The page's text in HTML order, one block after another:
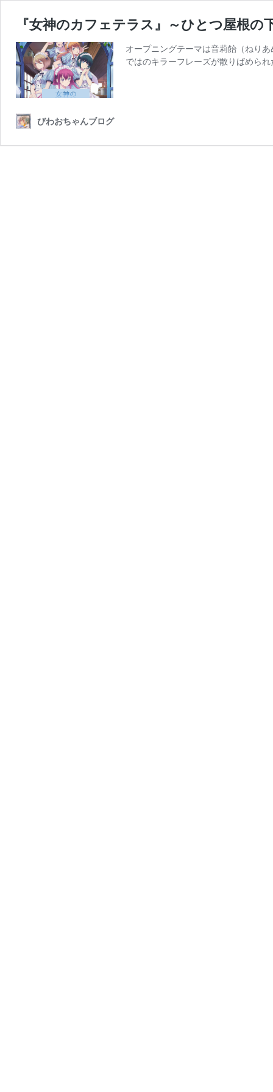
『女神のカフェテラス』～ひとつ屋根の
オープニングテーマは音莉飴（ねり
ではのキラーフレーズが散りばめら
びわおちゃんブログ